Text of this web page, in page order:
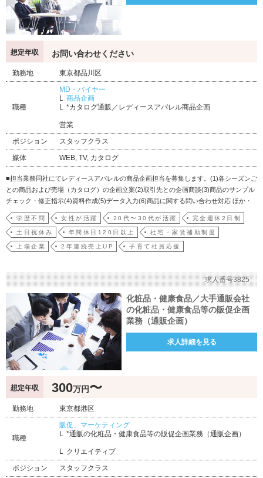
想定年収 お問い合わせください
勤務地 東京都品川区
職種
MD・バイヤー
商品企画
*カタログ通販／レディースアパレル商品企画
営業
ポジション
スタッフクラス
媒体
WEB, TV, カタログ
■担当業務同社にてレディースアパレルの商品企画担当を募集します。(1)各シーズンご
との商品および売場（カタログ）の企画立案(2)取引先との企画商談(3)商品のサンプル
チェック・修正指示(4)資料作成(5)データ入力(6)商品に関する問い合わせ対応 ほか・
型数…年6シーズン構成で、1シーズン20型前後
学歴不問 女性が活躍 20代〜30代が活躍 完全週休2日制
土日祝休み 年間休日120日以上 社宅・家賃補助制度
上場企業 2年連続売上UP 子育て社員応援
求人番号3825
化粧品・健康食品／大手通販会社
の化粧品・健康食品等の販促企画
業務（通販企画）
求人詳細を見る
想定年収 300万円〜
勤務地 東京都港区
職種
販促、マーケティング
*通販の化粧品・健康食品等の販促企画業務（通販企画）
クリエイティブ
ポジション
スタッフクラス